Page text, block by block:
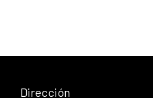
Dirección